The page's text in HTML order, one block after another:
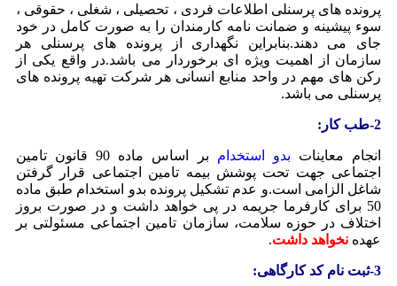
پرونده های پرسنلی اطلاعات فردی ، تحصیلی ، شغلی ، حقوقی ،
سوء پیشینه و ضمانت نامه کارمندان را به صورت کامل در خود
جای می دهند.بنابراین نگهداری از پرونده های پرسنلی هر
سازمان از اهمیت ویژه ای برخوردار می باشد.در واقع یکی از
رکن های مهم در واحد منابع انسانی هر شرکت تهیه پرونده های
پرسنلی می باشد.
2-طب کار:
انجام معاینات بدو استخدام
بر اساس ماده 90 قانون تامین
اجتماعی جهت تحت پوشش بیمه تامین اجتماعی قرار گرفتن
شاغل الزامی است.و عدم تشکیل پرونده بدو استخدام طبق ماده
50 برای کارفرما جریمه در پی خواهد داشت و در صورت بروز
اختلاف در حوزه سلامت، سازمان تامین اجتماعی مسئولتی بر
عهده نخواهد داشت.
3-ثبت نام کد کارگاهی: